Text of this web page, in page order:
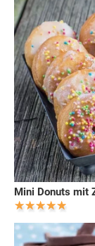
Mini Donuts mit